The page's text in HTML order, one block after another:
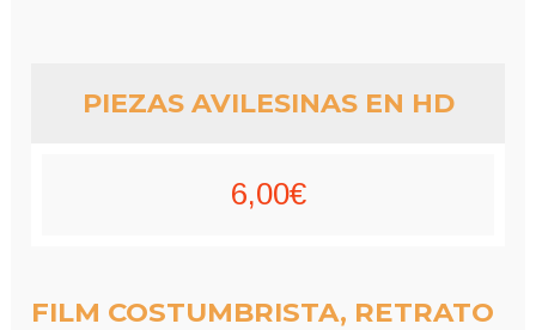
PIEZAS AVILESINAS EN HD
6,00€
FILM COSTUMBRISTA, RETRATO